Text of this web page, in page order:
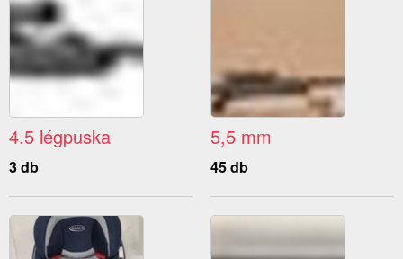
4.5 légpuska
3 db
5,5 mm
45 db